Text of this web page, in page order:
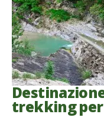
trekking per